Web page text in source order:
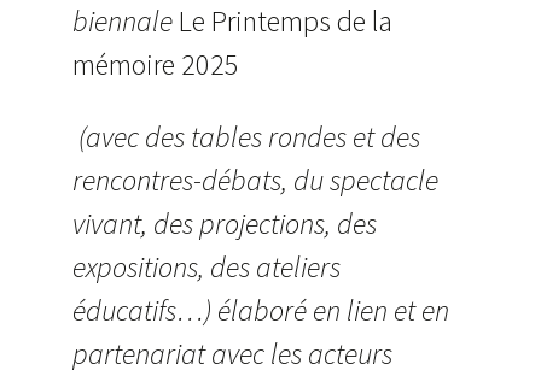
biennaleLe Printemps de la
mémoire 2025
(avec des tables rondes et des
rencontres-débats, du spectacle
vivant, des projections, des
expositions, des ateliers
éducatifs…) élaboré en lien et en
partenariat avec les acteurs